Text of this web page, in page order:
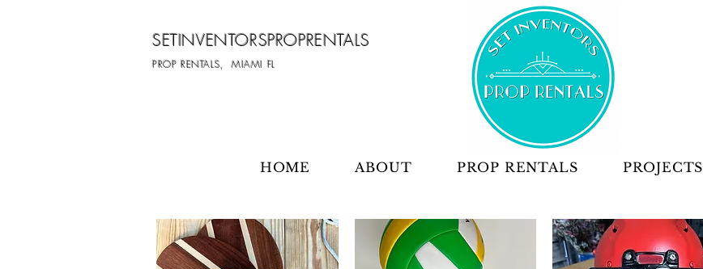
HOME ABOUT PROP RENTALS PROJECTS
SETINVENTORSPROPRENTALS
PROP RENTALS, MIAMI FL